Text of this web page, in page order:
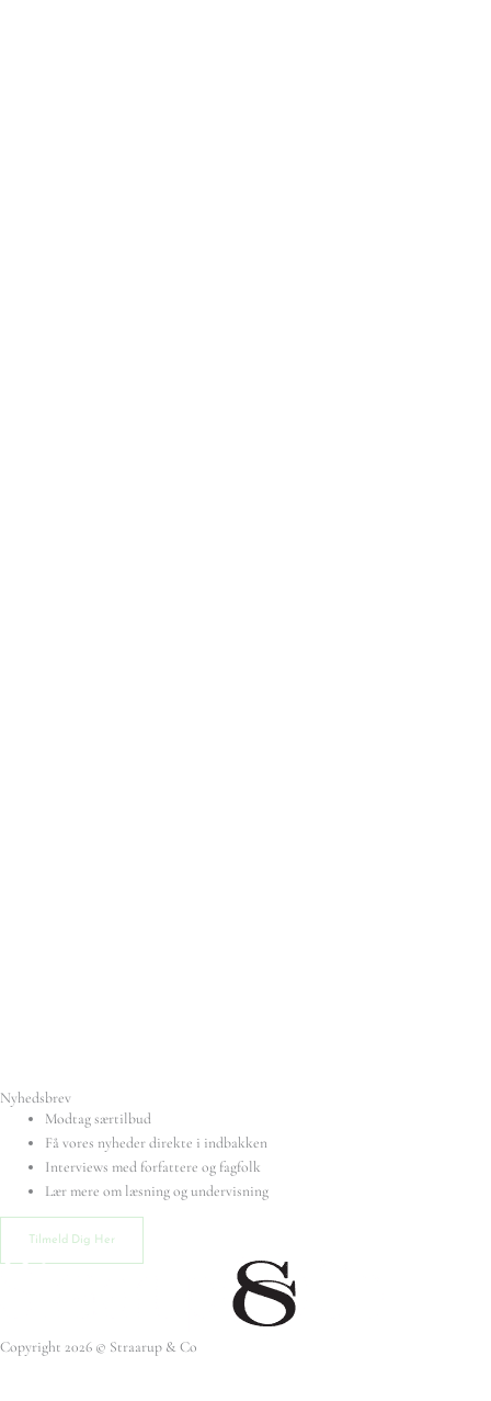
Nyhedsbrev
Modtag særtilbud
Få vores nyheder direkte i indbakken
Interviews med forfattere og fagfolk
Lær mere om læsning og undervisning
Tilmeld Dig Her
Copyright 2026 © Straarup & Co